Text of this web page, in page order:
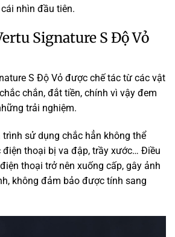
nhìn đầu tiên.
Signature S Độ Vỏ
S Độ Vỏ được chế tác từ các vật
chắn, đắt tiền, chính vì vậy đem
trải nghiệm.
trình sử dụng chắc hẳn không thể
điện thoại bị va đập, trầy xước… Điều
thoại trở nên xuống cấp, gây ảnh
không đảm bảo được tính sang